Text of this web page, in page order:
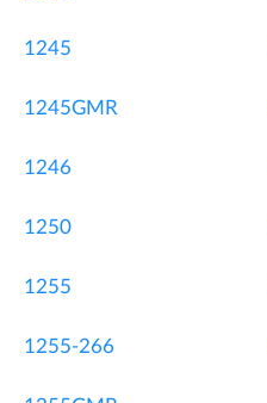
1245
1245GMR
1246
1250
1255
1255-266